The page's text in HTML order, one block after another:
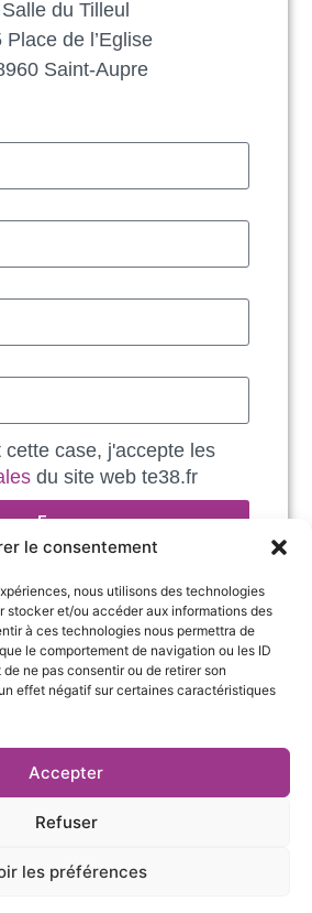
le consentement
nous utilisons des technologies
stocker et/ou accéder aux informations des
à ces technologies nous permettra de
le comportement de navigation ou les ID
ne pas consentir ou de retirer son
effet négatif sur certaines caractéristiques
Accepter
Refuser
les préférences
Salle du Tilleul
Place de l’Eglise
Saint-Aupre
cette case, j'accepte les
du site web te38.fr
Envoyer
et politique de confidentialité